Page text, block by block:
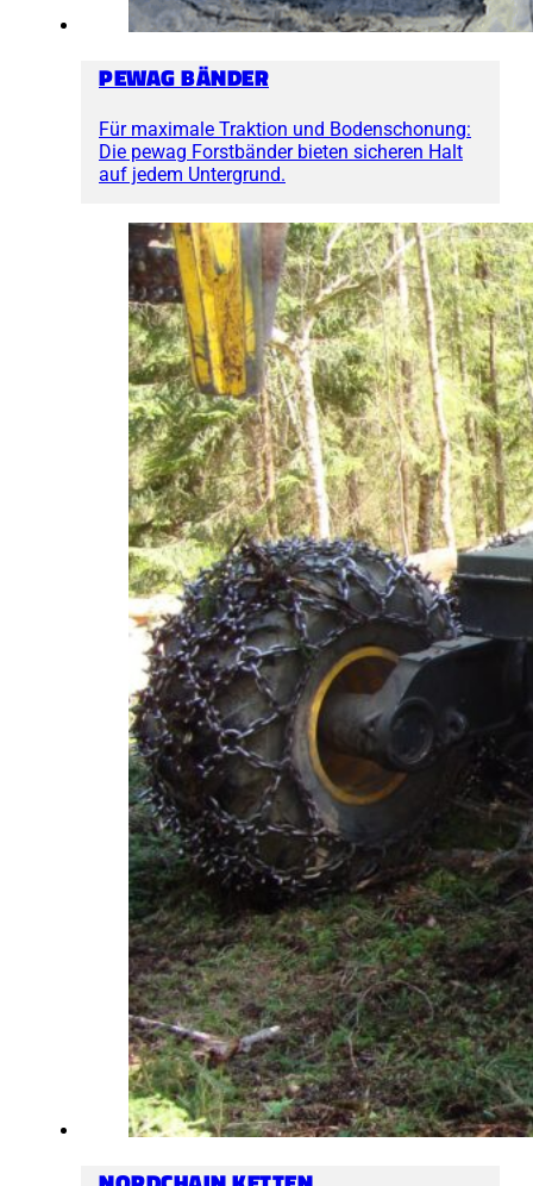
PEWAG BÄNDER
Für maximale Traktion und Bodenschonung:
Die pewag Forstbänder bieten sicheren Halt
auf jedem Untergrund.